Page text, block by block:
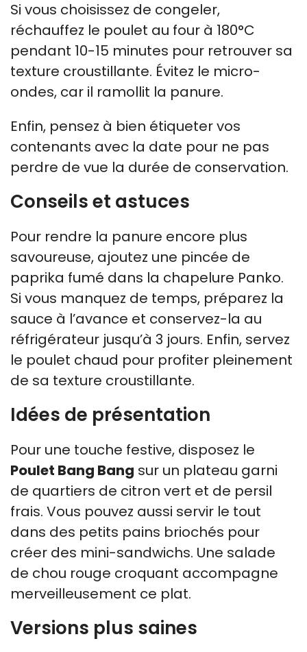
Si vous choisissez de congeler,
réchauffez le poulet au four à 180°C
pendant 10-15 minutes pour retrouver sa
texture croustillante. Évitez le micro-
ondes, car il ramollit la panure.
Enfin, pensez à bien étiqueter vos
contenants avec la date pour ne pas
perdre de vue la durée de conservation.
Conseils et astuces
Pour rendre la panure encore plus
savoureuse, ajoutez une pincée de
paprika fumé dans la chapelure Panko.
Si vous manquez de temps, préparez la
sauce à l’avance et conservez-la au
réfrigérateur jusqu’à 3 jours. Enfin, servez
le poulet chaud pour profiter pleinement
de sa texture croustillante.
Idées de présentation
Pour une touche festive, disposez le
Poulet Bang Bang sur un plateau garni
de quartiers de citron vert et de persil
frais. Vous pouvez aussi servir le tout
dans des petits pains briochés pour
créer des mini-sandwichs. Une salade
de chou rouge croquant accompagne
merveilleusement ce plat.
Versions plus saines